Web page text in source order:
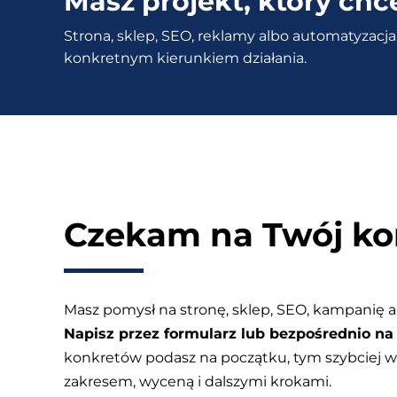
sklepów
internetowych
wybrać
swojej
strony?
Strona, sklep, SEO, reklamy albo
konkretnym kierunkiem działania.
Czekam na Twój
Masz pomysł na stronę, sklep, SEO, kampanię
Napisz przez formularz lub bezpośrednio
konkretów podasz na początku, tym szybciej
zakresem, wyceną i dalszymi krokami.